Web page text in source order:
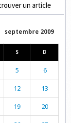
un article
septembre 2009
S D
5 6
12 13
19 20